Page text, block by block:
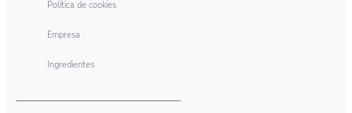
Política de cookies
Empresa
Ingredientes